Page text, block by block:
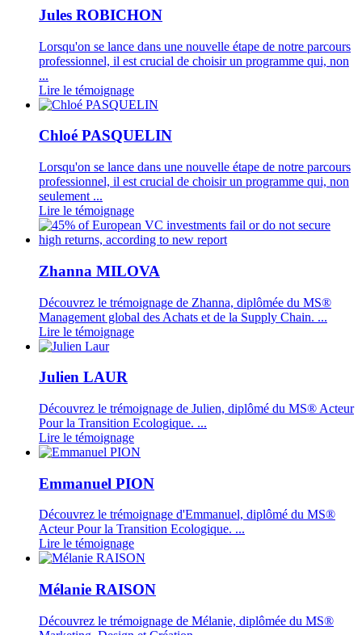
Jules ROBICHON
Lorsqu'on se lance dans une nouvelle étape de notre parcours
professionnel, il est crucial de choisir un programme qui, non
...
Lire le témoignage
Chloé PASQUELIN
Lorsqu'on se lance dans une nouvelle étape de notre parcours
professionnel, il est crucial de choisir un programme qui, non
seulement ...
Lire le témoignage
Zhanna MILOVA
Découvrez le trémoignage de Zhanna, diplômée du MS®
Management global des Achats et de la Supply Chain. ...
Lire le témoignage
Julien LAUR
Découvrez le trémoignage de Julien, diplômé du MS® Acteur
Pour la Transition Ecologique. ...
Lire le témoignage
Emmanuel PION
Découvrez le trémoignage d'Emmanuel, diplômé du MS®
Acteur Pour la Transition Ecologique. ...
Lire le témoignage
Mélanie RAISON
Découvrez le trémoignage de Mélanie, diplômée du MS®